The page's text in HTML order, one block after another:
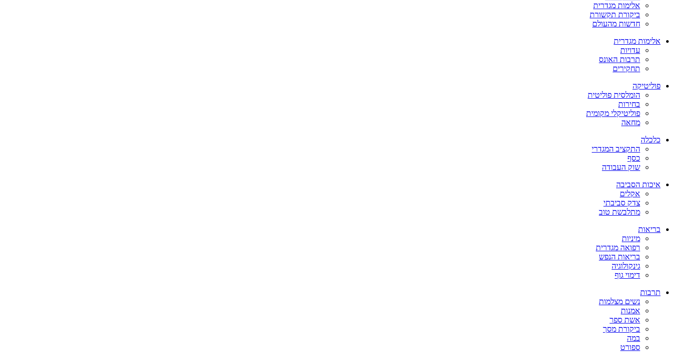
אלימות מגדרית
ביקורת תקשורת
חדשות מהעולם
אלימות מגדרית
עדויות
תרבות האונס
תחקירים
פוליטיקה
הומלסית פוליטית
בחירות
פוליטיקלי מקומית
מחאה
כלכלה
התקציב המגדרי
כסף
שוק העבודה
איכות הסביבה
אקלים
צדק סביבתי
מתלבשת טוב
בריאות
מיניות
רפואה מגדרית
בריאות הנפש
גינקולוגיה
דימוי גוף
תרבות
נשים מצלמות
אמנות
אשת ספר
ביקורת מסך
במה
ספורט